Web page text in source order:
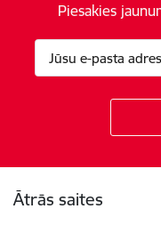
Piesakies
Ātrās saites